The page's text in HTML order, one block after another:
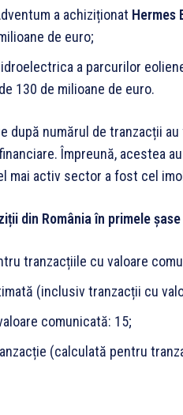
a achiziționat Hermes
de euro;
a parcurilor
130 de milioane de euro.
după numărul de tranzacții
Împreună, acestea
mai activ sector a fost cel
din România în primele
tranzacțiile cu valoare
(inclusiv tranzacții cu
comunicată: 15;
(calculată pentru